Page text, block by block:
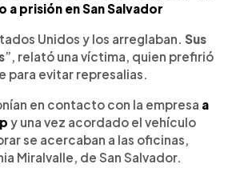
a prisión en San Salvador
Unidos y los arreglaban. Sus
”, relató una víctima, quien prefirió
para evitar represalias.
en contacto con la empresa a
y una vez acordado el vehículo
se acercaban a las oficinas,
Miralvalle, de San Salvador.